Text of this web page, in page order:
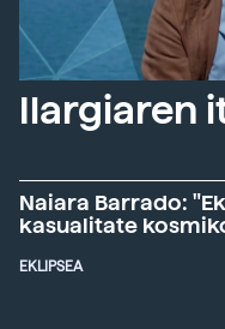
Ilargiaren
Naiara Barrado:
kasualitate
EKLIPSEA